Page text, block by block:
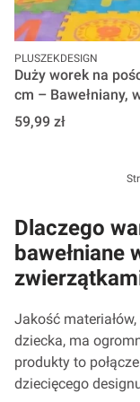
PRODUCENT
PLUSZEKDESIGN
Duży worek na
cm – Bawełniany,
Cena
59,99 zł
Dlaczego
bawełniane
Jakość
dziecka, ma
produkty to
dziecięcego